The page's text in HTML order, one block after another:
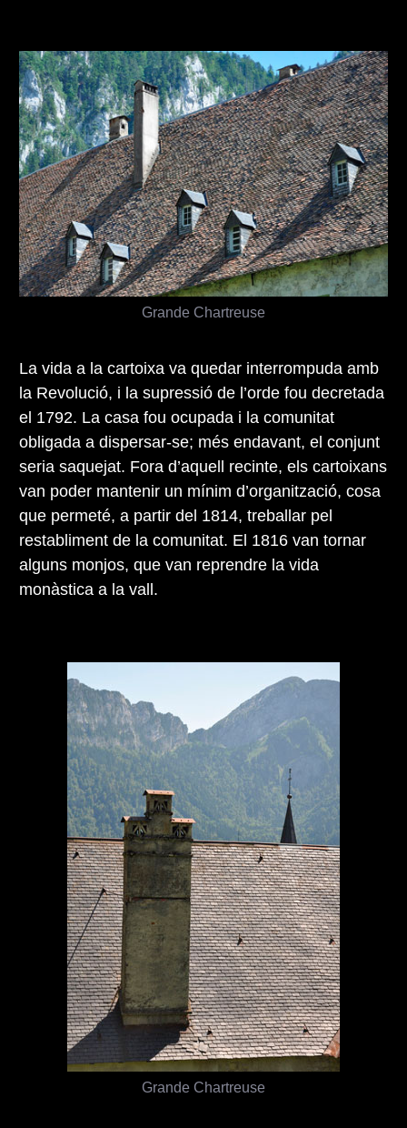
Grande Chartreuse
La vida a la cartoixa va quedar interrompuda amb
la Revolució, i la supressió de l’orde fou decretada
el 1792. La casa fou ocupada i la comunitat
obligada a dispersar-se; més endavant, el conjunt
seria saquejat. Fora d’aquell recinte, els cartoixans
van poder mantenir un mínim d’organització, cosa
que permeté, a partir del 1814, treballar pel
restabliment de la comunitat. El 1816 van tornar
alguns monjos, que van reprendre la vida
monàstica a la vall.
Grande Chartreuse